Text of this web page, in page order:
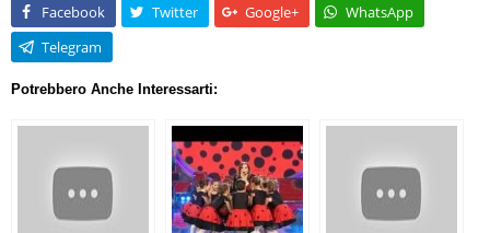
Facebook Twitter Google+
WhatsApp
Telegram
Potrebbero Anche Interessarti: